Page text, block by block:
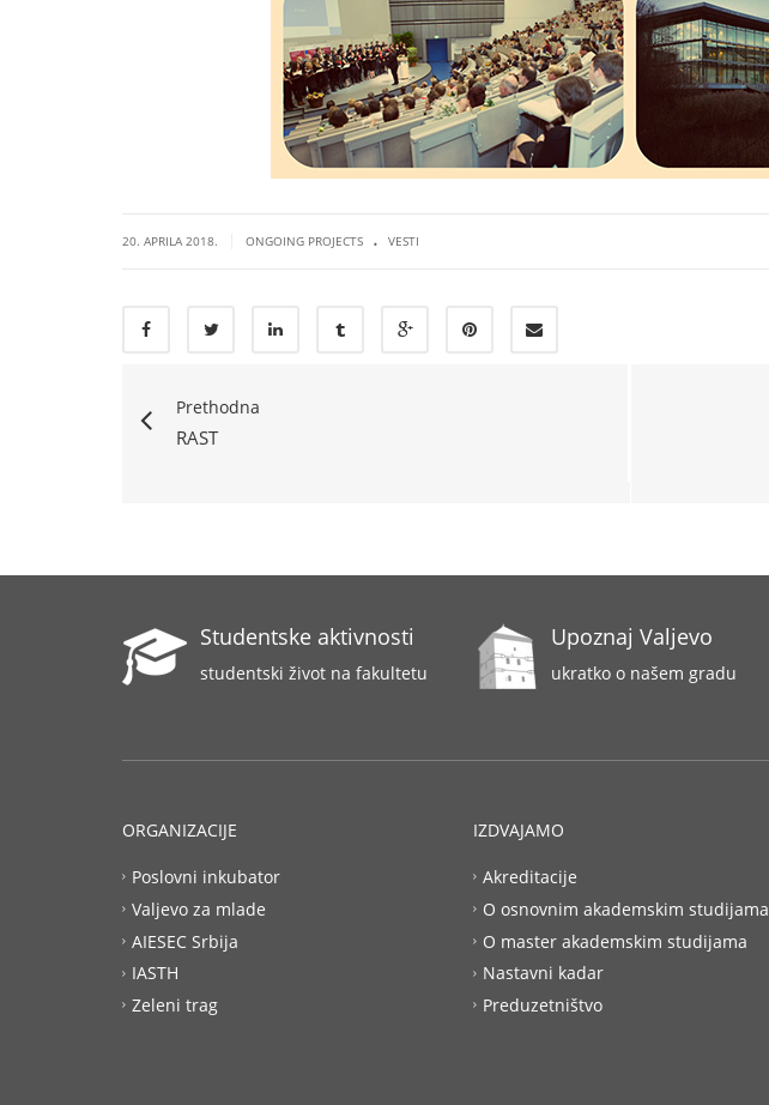
20. APRILA 2018. ONGOING PROJECTS . VESTI
Prethodna
RAST
Studentske aktivnosti
studentski život na fakultetu
Upoznaj Valjevo
ukratko o našem gradu
ORGANIZACIJE
Poslovni inkubator
Valjevo za mlade
AIESEC Srbija
IASTH
Zeleni trag
IZDVAJAMO
Akreditacije
O osnovnim akademskim studijama
O master akademskim studijama
Nastavni kadar
Preduzetništvo